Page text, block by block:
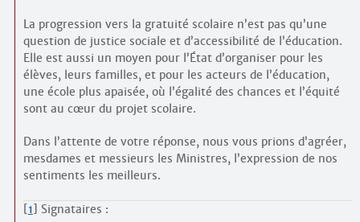
La progression vers la gratuité scolaire n’est pas qu’une
question de justice sociale et d’accessibilité de l’éducation.
Elle est aussi un moyen pour l’État d’organiser pour les
élèves, leurs familles, et pour les acteurs de l’éducation,
une école plus apaisée, où l’égalité des chances et l’équité
sont au cœur du projet scolaire.
Dans l’attente de votre réponse, nous vous prions d’agréer,
mesdames et messieurs les Ministres, l’expression de nos
sentiments les meilleurs.
1 Signataires :